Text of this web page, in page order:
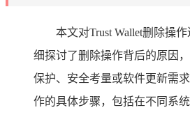
本文对Trust Wallet删除操
细探讨了删除操作背后的原因
保护、安全考量或软件更新需
作的具体步骤，包括在不同系